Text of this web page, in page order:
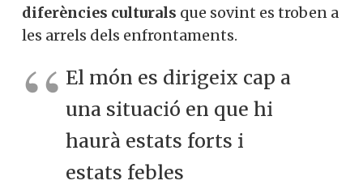
diferències culturals que sovint es troben a
les arrels dels enfrontaments.
El món es dirigeix cap a
una situació en que hi
haurà estats forts i
estats febles